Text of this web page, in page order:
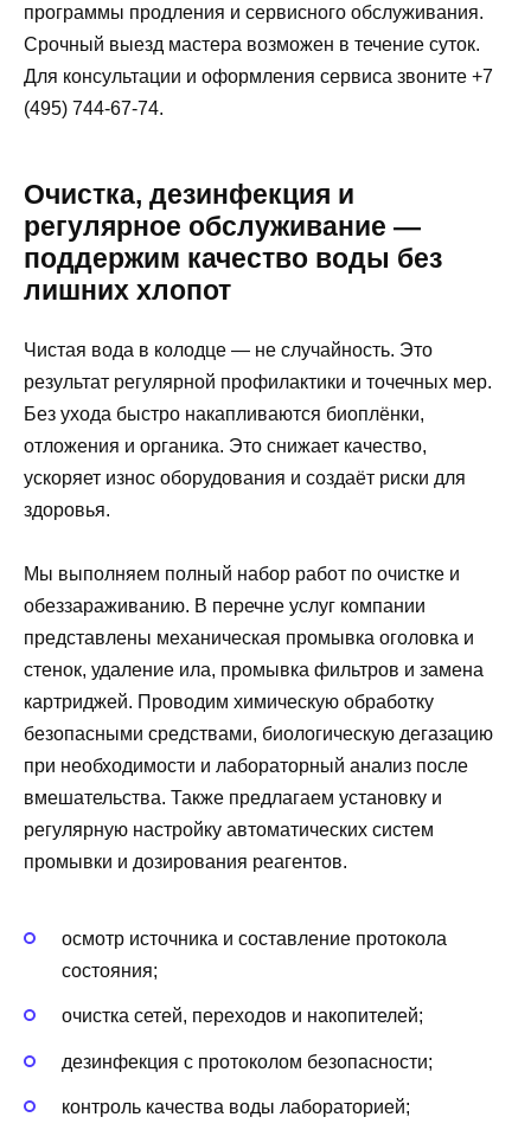
программы продления и сервисного обслуживания.
Срочный выезд мастера возможен в течение суток.
Для консультации и оформления сервиса звоните +7
(495) 744-67-74.
Очистка, дезинфекция и
регулярное обслуживание —
поддержим качество воды без
лишних хлопот
Чистая вода в колодце — не случайность. Это
результат регулярной профилактики и точечных мер.
Без ухода быстро накапливаются биоплёнки,
отложения и органика. Это снижает качество,
ускоряет износ оборудования и создаёт риски для
здоровья.
Мы выполняем полный набор работ по очистке и
обеззараживанию. В перечне услуг компании
представлены механическая промывка оголовка и
стенок, удаление ила, промывка фильтров и замена
картриджей. Проводим химическую обработку
безопасными средствами, биологическую дегазацию
при необходимости и лабораторный анализ после
вмешательства. Также предлагаем установку и
регулярную настройку автоматических систем
промывки и дозирования реагентов.
осмотр источника и составление протокола
состояния;
очистка сетей, переходов и накопителей;
дезинфекция с протоколом безопасности;
контроль качества воды лабораторией;